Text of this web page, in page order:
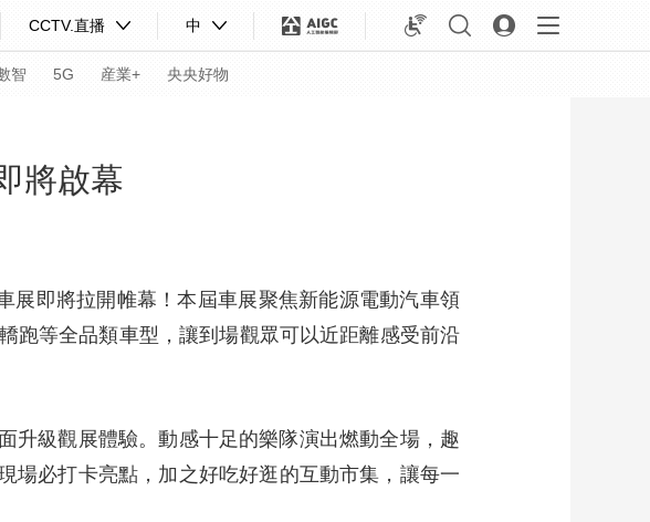
CCTV.直播 中
智 5G 産業+ 央央好物
鋒面
足球 網球 綜合體育 亞冬會
將啟幕
展即將拉開帷幕！本屆車展聚焦新能源電動汽車領
跑等全品類車型，讓到場觀眾可以近距離感受前沿
升級觀展體驗。動感十足的樂隊演出燃動全場，趣
場必打卡亮點，加之好吃好逛的互動市集，讓每一